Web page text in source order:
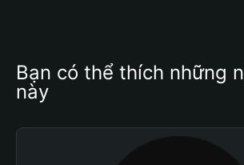
Bạn có thể thích những
này